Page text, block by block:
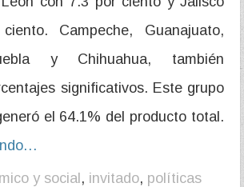
Campeche, Guanajuato,
y Chihuahua, también
significativos. Este grupo
el 64.1% del producto total.
y social , invitado, políticas